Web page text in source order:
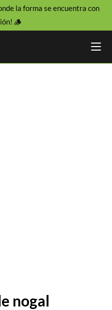
la forma se encuentra con
🪵
nogal